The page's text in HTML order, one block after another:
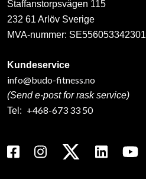
Staffanstorpsvägen 115
232 61 Arlöv Sverige
MVA-nummer: SE556053342301
Kundeservice
info@budo-fitness.no
(Send e-post for rask service)
Tel: +468-673 33 50